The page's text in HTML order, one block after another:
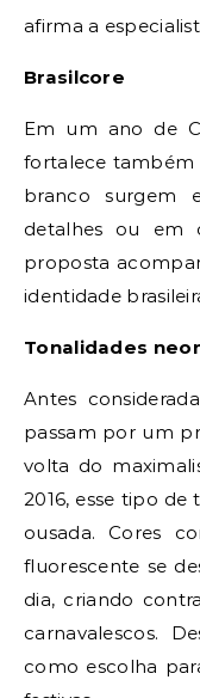
afirma a
Brasilcore
Em um ano de
fortalece também
branco surgem
detalhes ou em
proposta
identidade
Tonalidades
Antes
passam por um
volta do
2016, esse tipo
ousada. Cores
fluorescente se
dia, criando
carnavalescos.
como escolha